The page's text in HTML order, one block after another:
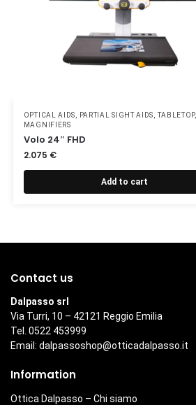
OPTICAL AIDS PARTIAL SIGHT AIDS ,TABLETOP,
MAGNIFIERS
Volo 24″ FHD
2.075 €
Add to cart
Contact us
Dalpasso srl
Via Turri, 10 – 42121 Reggio Emilia
Tel. 0522 453999
Email: dalpassoshop@otticadalpasso.it
Information
Ottica Dalpasso – Chi siamo